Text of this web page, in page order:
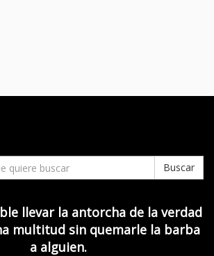
Buscar
llevar la antorcha de la verdad
multitud sin quemarle la barba
a alguien.